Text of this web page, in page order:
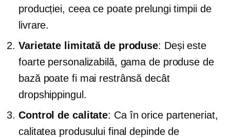
producției, ceea ce poate prelungi timpii de
livrare.
Varietate limitată de produse: Deși este
foarte personalizabilă, gama de produse de
bază poate fi mai restrânsă decât
dropshippingul.
Control de calitate: Ca în orice parteneriat,
calitatea produsului final depinde de